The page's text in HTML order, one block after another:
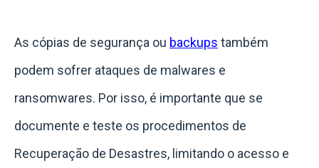
As cópias de segurança ou backups também
podem sofrer ataques de malwares e
ransomwares. Por isso, é importante que se
documente e teste os procedimentos de
Recuperação de Desastres, limitando o acesso e